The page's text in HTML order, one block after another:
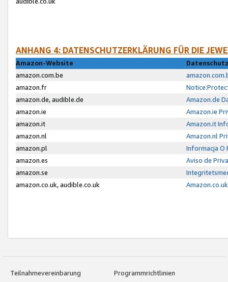
ANHANG 4: DATENSCHUTZERKLÄRUNG FÜR DIE
Amazon-Website
amazon.com.be
amazon.fr
amazon.de, audible.de
Amazon.de
amazon.ie
Amazon.ie
amazon.it
Amazon.it
amazon.nl
Amazon.nl
amazon.pl
Informacja O
amazon.es
Aviso de
amazon.se
amazon.co.uk, audible.co.uk
Teilnahmevereinbarung
Programmrichtlinien